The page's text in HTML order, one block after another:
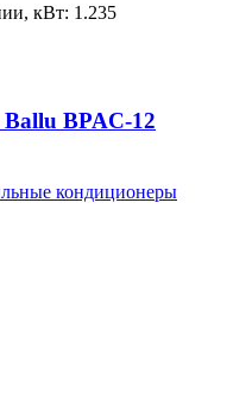
кВт: 1.235
BPAC-12
кондиционеры